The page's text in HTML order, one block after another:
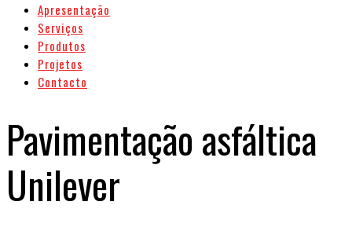
Apresentação
Serviços
Produtos
Projetos
Contacto
Pavimentação asfáltica
Unilever